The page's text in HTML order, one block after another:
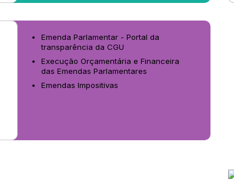
Emenda Parlamentar - Portal da
transparência da CGU
Execução Orçamentária e Financeira
das Emendas Parlamentares
Emendas Impositivas